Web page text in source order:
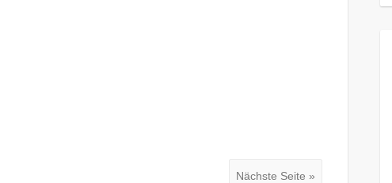
Nächste Seite »